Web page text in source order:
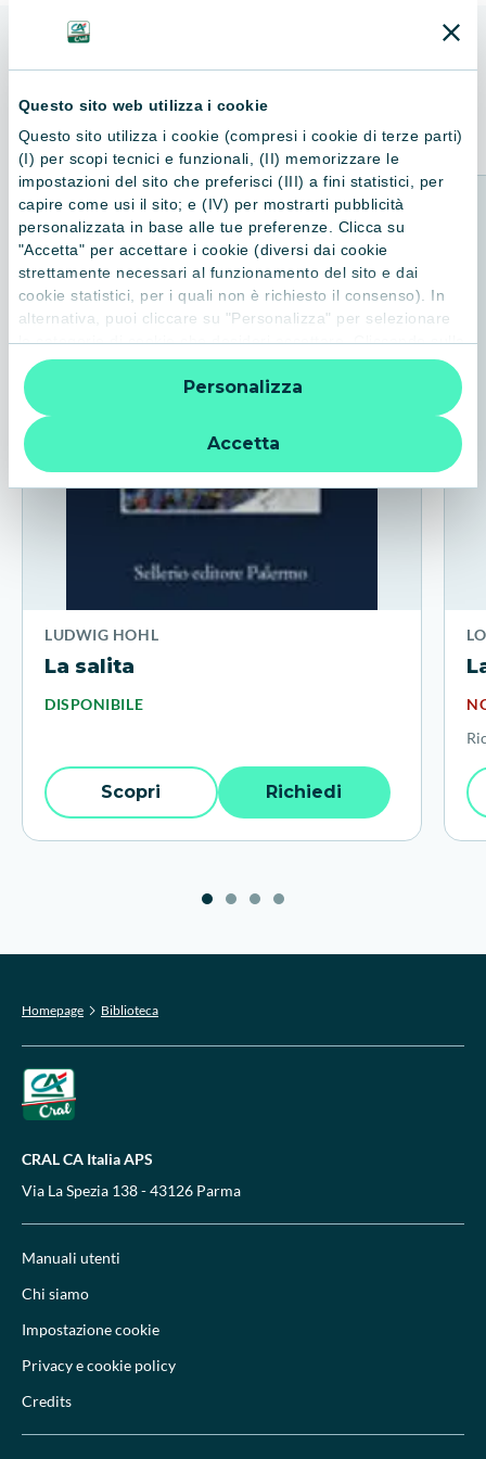
Questo sito web utilizza i cookie
Questo sito utilizza i cookie (compresi i cookie di terze parti)
(I) per scopi tecnici e funzionali, (II) memorizzare le
impostazioni del sito che preferisci (III) a fini statistici, per
capire come usi il sito; e (IV) per mostrarti pubblicità
personalizzata in base alle tue preferenze. Clicca su
"Accetta" per accettare i cookie (diversi dai cookie
strettamente necessari al funzionamento del sito e dai
cookie statistici, per i quali non è richiesto il consenso). In
alternativa, puoi cliccare su "Personalizza" per selezionare
le categorie di cookie che desideri accettare. Cliccando sulla
“X” le impostazioni predefinite vengono lasciate invariate e
quindi la navigazione può continuare senza cookie o altri
strumenti di tracciamento diversi da quelli tecnici. Per
ulteriori informazioni:
informativa privacy
Accetta
Personalizza
Consigliati per te
LUDWIG HOHL
La salita
DISPONIBILE
Scopri Richiedi
Homepage Biblioteca
CRAL CA Italia APS
Via La Spezia 138 - 43126 Parma
Manuali utenti
Chi siamo
Impostazione cookie
Privacy e cookie policy
Credits